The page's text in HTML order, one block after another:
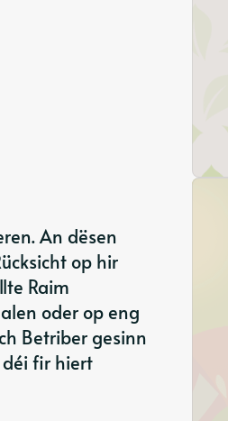
An dësen
op hir
Raim
oder op eng
Betriber gesinn
déi fir hiert